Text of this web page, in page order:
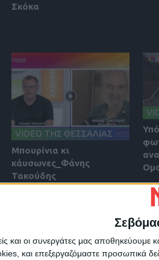
και οι συνεργάτες μας
και επεξεργαζόμαστε προσωπικά
Σκόκα
VIDEO ΤΗΣ ΘΕΣΣΑΛΙΑΣ
Μπουρίνια κι
κάυσωνες_Φάνης
Τακούδης